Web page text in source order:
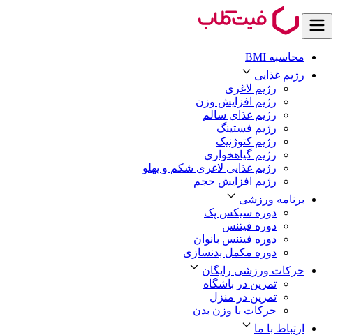
محاسبه BMI
رژیم غذایی
رژیم لاغری
رژیم افزایش وزن
رژیم غذای سالم
رژیم فستینگ
رژیم کتوژنیک
رژیم گیاهخواری
رژیم غذایی لاغری شکم و پهلو
رژیم افزایش حجم
برنامه ورزشی
دوره سیکس پک
دوره فیتنس
دوره فیتنس بانوان
دوره مکمل بدنسازی
حرکات ورزشی رایگان
تمرین در باشگاه
تمرین در منزل
حرکات با وزن بدن
ارتباط با ما